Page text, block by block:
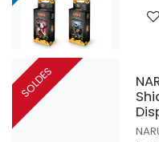
SOLDES